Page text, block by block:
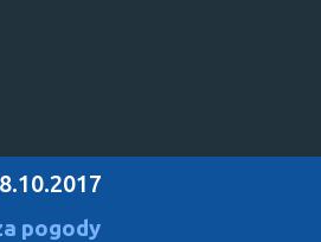
pogody